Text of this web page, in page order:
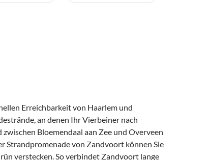
Erreichbarkeit von Haarlem und
an denen Ihr Vierbeiner nach
Bloemendaal aan Zee und Overveen
Strandpromenade von Zandvoort können Sie
verstecken. So verbindet Zandvoort lange